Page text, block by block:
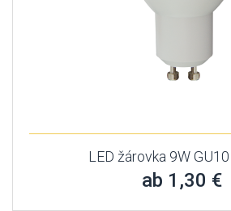
LED žárovka 9W
ab 1,30 €